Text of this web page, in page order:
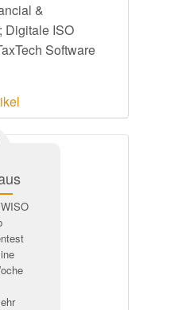
&
Digitale ISO
Software